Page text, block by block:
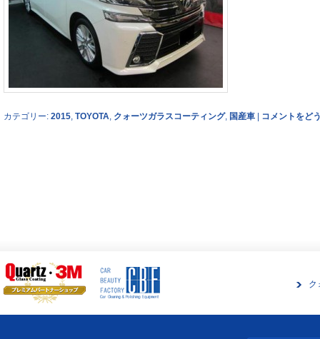
カテゴリー: 2015, TOYOTA, クォーツガラスコーティング, 国産車 コメントをど
ク